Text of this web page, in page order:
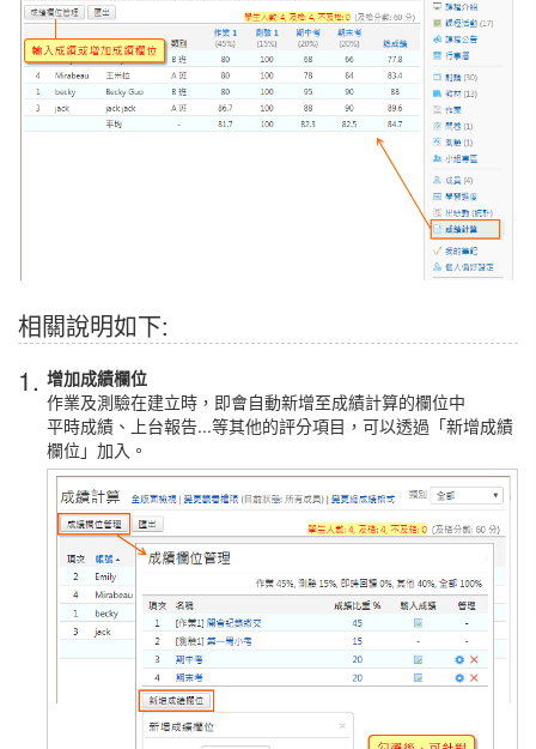
相關說明如下:
1. 增加成績欄位
作業及測驗在建立時，即會自動新增至成績計算的欄位中
平時成績、上台報告...等其他的評分項目，可以透過「新增成績
欄位」加入。